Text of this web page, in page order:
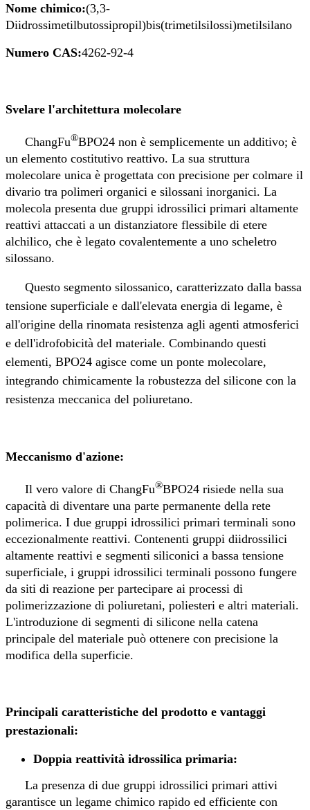
Nome chimico:(3,3-
Diidrossimetilbutossipropil)bis(trimetilsilossi)metilsilano
Numero CAS:4262-92-4
Svelare l'architettura molecolare
ChangFu®BPO24 non è semplicemente un additivo; è
un elemento costitutivo reattivo. La sua struttura
molecolare unica è progettata con precisione per colmare il
divario tra polimeri organici e silossani inorganici. La
molecola presenta due gruppi idrossilici primari altamente
reattivi attaccati a un distanziatore flessibile di etere
alchilico, che è legato covalentemente a uno scheletro
silossano.
Questo segmento silossanico, caratterizzato dalla bassa
tensione superficiale e dall'elevata energia di legame, è
all'origine della rinomata resistenza agli agenti atmosferici
e dell'idrofobicità del materiale. Combinando questi
elementi, BPO24 agisce come un ponte molecolare,
integrando chimicamente la robustezza del silicone con la
resistenza meccanica del poliuretano.
Meccanismo d'azione:
Il vero valore di ChangFu®BPO24 risiede nella sua
capacità di diventare una parte permanente della rete
polimerica. I due gruppi idrossilici primari terminali sono
eccezionalmente reattivi. Contenenti gruppi diidrossilici
altamente reattivi e segmenti siliconici a bassa tensione
superficiale, i gruppi idrossilici terminali possono fungere
da siti di reazione per partecipare ai processi di
polimerizzazione di poliuretani, poliesteri e altri materiali.
L'introduzione di segmenti di silicone nella catena
principale del materiale può ottenere con precisione la
modifica della superficie.
Principali caratteristiche del prodotto e vantaggi
prestazionali:
Doppia reattività idrossilica primaria:
La presenza di due gruppi idrossilici primari attivi
garantisce un legame chimico rapido ed efficiente con